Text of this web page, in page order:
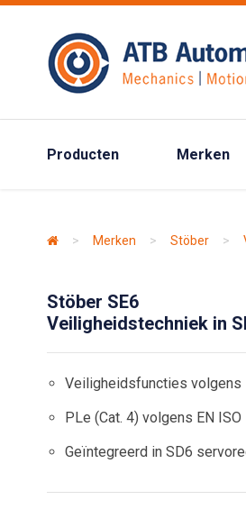
Producten Merken
> Merken > Stöber >
Stöber SE6
Veiligheidstechniek in
Veiligheidsfuncties volgens
PLe (Cat. 4) volgens EN
Geïntegreerd in SD6